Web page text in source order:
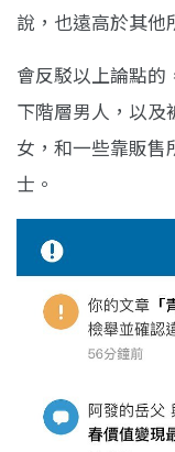
說，也遠高於其他
會反駁以上論點的
下階層男人，以及
女，和一些靠販售
士。